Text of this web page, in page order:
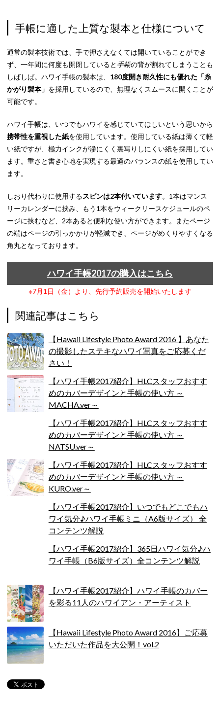
手帳に適した上質な製本と仕様について
通常の製本技術では、手で押さえなくては開いていることができ
ず、一年間に何度も開閉していると 手帳の背が割れてしまうことも
しばしば。ハワイ手帳の製本は、 180度開き耐久性にも優れた「糸
かがり製本」 を採用しているので、無理なくスムースに開くことが
可能です。
ハワイ手帳は、いつでもハワイを感じていてほしいという思いから
携帯性を重視した紙を使用しています。使用している紙は薄くて軽
い紙ですが、極力インクが滲にくく裏写りしにくい紙を採用してい
ます。重さと書き心地を実現する最適のバランスの紙を使用してい
ます。
しおり代わりに使用するスピンは2本付いています。1本はマンス
リーカレンダーに挟み、もう1本をウィークリースケジュールのペ
ージに挟むなど、2本あると便利な使い方ができます。またページ
の端はページの引っかかりが軽減でき、ページがめくりやすくなる
角丸となっております。
ハワイ手帳2017の購入はこちら
※7月1日（金）より、先行予約販売を開始いたします
関連記事はこちら
【Hawaii Lifestyle Photo Award 2016 】あなた
の撮影したステキなハワイ写真をご応募くだ
さい！
【ハワイ手帳2017紹介】HLCスタッフおすす
めのカバーデザインと手帳の使い方 ～
MACHA.ver～
【ハワイ手帳2017紹介】HLCスタッフおすす
めのカバーデザインと手帳の使い方 ～
NATSU.ver～
【ハワイ手帳2017紹介】HLCスタッフおすす
めのカバーデザインと手帳の使い方 ～
KURO.ver～
【ハワイ手帳2017紹介】いつでもどこでもハ
ワイ気分♪ハワイ手帳ミニ（A6版サイズ） 全
コンテンツ解説
【ハワイ手帳2017紹介】365日ハワイ気分♪ハ
ワイ手帳（B6版サイズ）全コンテンツ解説
【ハワイ手帳2017紹介】ハワイ手帳のカバー
を彩る11人のハワイアン・アーティスト
【Hawaii Lifestyle Photo Award 2016】ご応募
いただいた作品を大公開！vol.2